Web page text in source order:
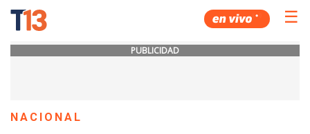
☰
PUBLICIDAD
NACIONAL